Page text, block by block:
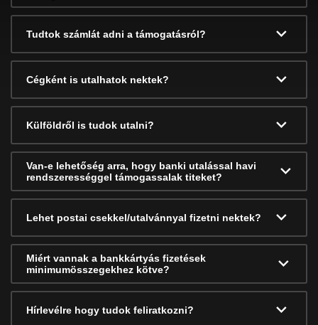
Tudtok számlát adni a támogatásról?
Cégként is utalhatok nektek?
Külföldről is tudok utalni?
Van-e lehetőség arra, hogy banki utalással havi
rendszerességgel támogassalak titeket?
Lehet postai csekkel/utalvánnyal fizetni nektek?
Miért vannak a bankkártyás fizetések
minimumösszegekhez kötve?
Hírlevélre hogy tudok feliratkozni?